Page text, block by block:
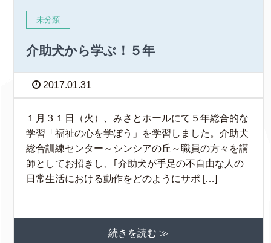
未分類
介助犬から学ぶ！５年
2017.01.31
１月３１日（火）、みさとホールにて５年総合的な
学習「福祉の心を学ぼう」を学習しました。介助犬
総合訓練センター～シンシアの丘～職員の方々を講
師としてお招きし、｢介助犬が手足の不自由な人の
日常生活における動作をどのようにサポ […]
続きを読む ≫